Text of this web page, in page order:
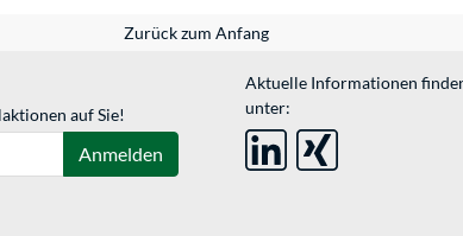
Zurück zum Anfang
auf Sie!
Anmelden
Aktuelle Informationen
unter: